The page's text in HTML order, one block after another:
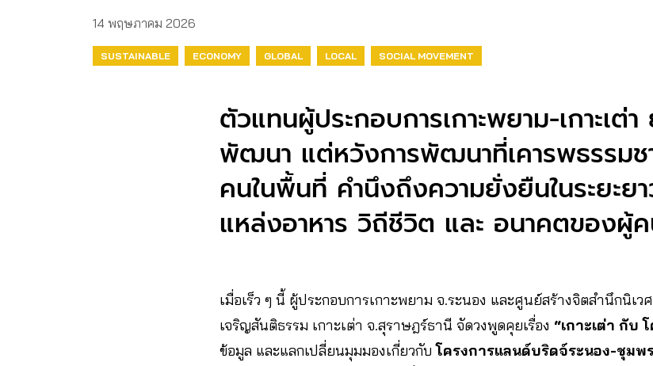
14 พฤษภาคม 2026
SUSTAINABLE ECONOMY GLOBAL LOCAL SOCIAL MOVEMENT
ตัวแทนผู้ประกอบการเกาะพยาม-เกาะเต่
พัฒนา แต่หวังการพัฒนาที่เคารพธรรม
คนในพื้นที่ คำนึงถึงความยั่งยืนในระยะย
แหล่งอาหาร วิถีชีวิต และ อนาคตของผู้
เมื่อเร็ว ๆ นี้ ผู้ประกอบการเกาะพยาม จ.ระนอง และศูนย์สร้างจิตสำนึกนิเ
เจริญสันติธรรม เกาะเต่า จ.สุราษฎร์ธานี จัดวงพูดคุยเรื่อง “เกาะเต่า กับ
ข้อมูล และแลกเปลี่ยนมุมมองเกี่ยวกับโครงการแลนด์บริดจ์ระนอง-ชุมพ